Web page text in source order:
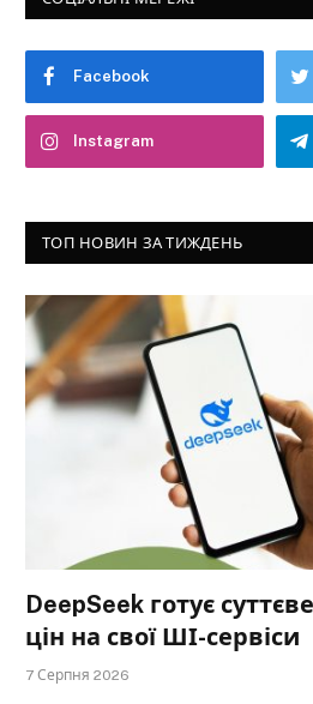
Facebook
Instagram
ТОП НОВИН ЗА ТИЖДЕНЬ
DeepSeek готує
цін на свої ШІ-сервіси
7 Серпня 2026